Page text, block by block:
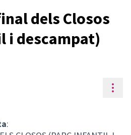
dels Closos
i descampat)
: